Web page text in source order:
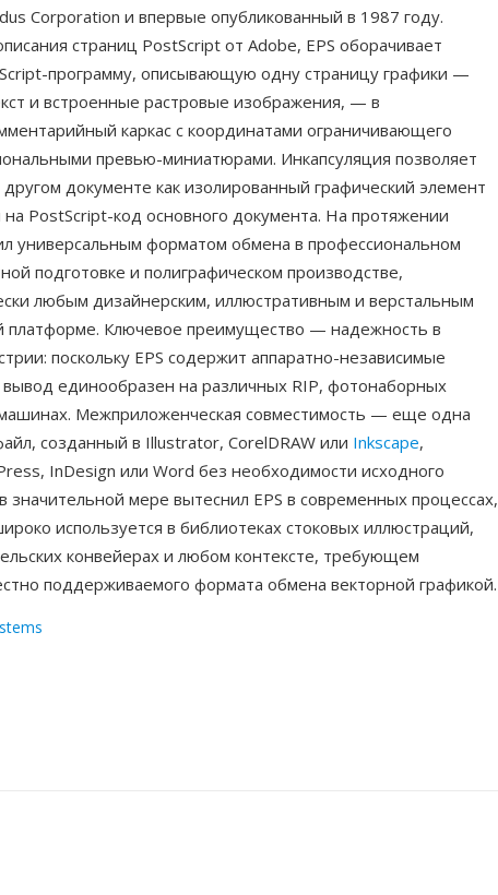
Corporation и впервые опубликованный в 1987 году.
страниц PostScript от Adobe, EPS оборачивает
программу, описывающую одну страницу графики —
и встроенные растровые изображения, — в
каркас с координатами ограничивающего
превью-миниатюрами. Инкапсуляция позволяет
документе как изолированный графический элемент
на PostScript-код основного документа. На протяжении
универсальным форматом обмена в профессиональном
подготовке и полиграфическом производстве,
любым дизайнерским, иллюстративным и верстальным
Ключевое преимущество — надежность в
поскольку EPS содержит аппаратно-независимые
единообразен на различных RIP, фотонаборных
Межприложенческая совместимость — еще одна
созданный в Illustrator, CorelDRAW или Inkscape,
InDesign или Word без необходимости исходного
значительной мере вытеснил EPS в современных процессах,
используется в библиотеках стоковых иллюстраций,
конвейерах и любом контексте, требующем
поддерживаемого формата обмена векторной графикой.